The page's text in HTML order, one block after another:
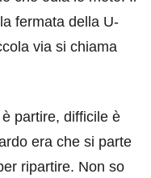
fermata della U-
via si chiama
partire, difficile è
era che si parte
ripartire. Non so